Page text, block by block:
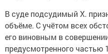
В суде подсудимый Х.
объёме. С учётом всех
его виновным в
предусмотренного частью